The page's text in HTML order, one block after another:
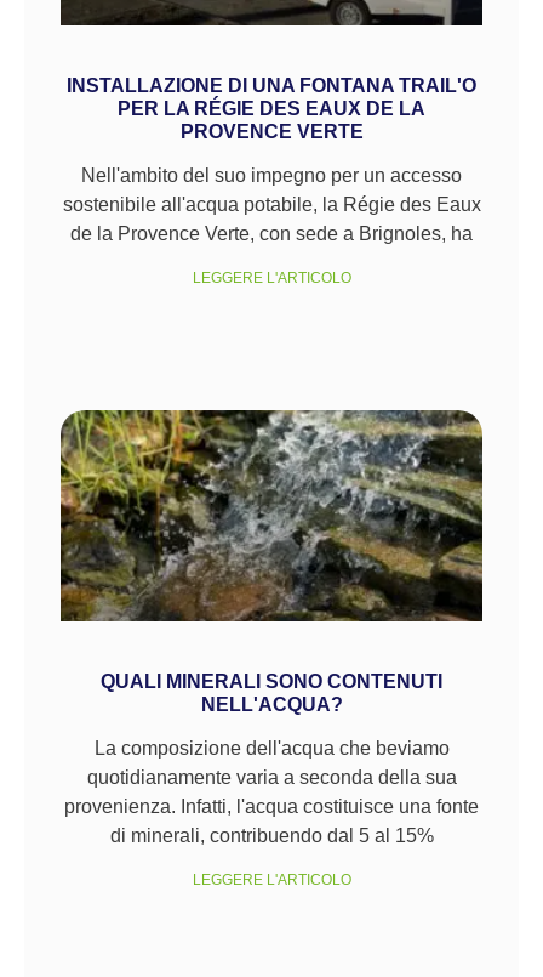
INSTALLAZIONE DI UNA FONTANA TRAIL'O
PER LA RÉGIE DES EAUX DE LA
PROVENCE VERTE
Nell'ambito del suo impegno per un accesso
sostenibile all'acqua potabile, la Régie des Eaux
de la Provence Verte, con sede a Brignoles, ha
LEGGERE L'ARTICOLO
QUALI MINERALI SONO CONTENUTI
NELL'ACQUA?
La composizione dell'acqua che beviamo
quotidianamente varia a seconda della sua
provenienza. Infatti, l'acqua costituisce una fonte
di minerali, contribuendo dal 5 al 15%
LEGGERE L'ARTICOLO